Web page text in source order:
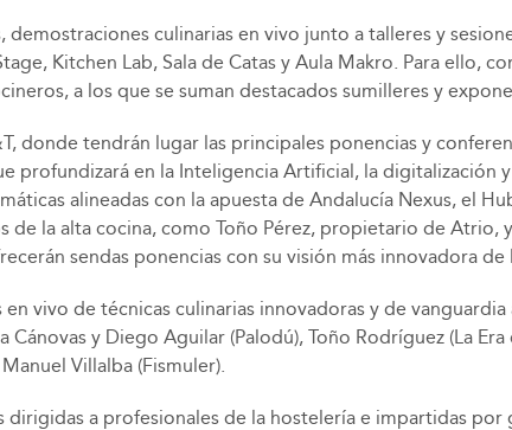
culinarias en vivo junto a talleres y
Kitchen Lab, Sala de Catas y Aula Makro. Para ello,
a los que se suman destacados sumilleres y
donde tendrán lugar las principales ponencias y
en la Inteligencia Artificial, la digitalización
alineadas con la apuesta de Andalucía Nexus, el
de la alta cocina, como Toño Pérez, propietario de
sendas ponencias con su visión más innovadora de
vivo de técnicas culinarias innovadoras y de
y Diego Aguilar (Palodú), Toño Rodríguez (La
Villalba (Fismuler).
a profesionales de la hostelería e impartidas